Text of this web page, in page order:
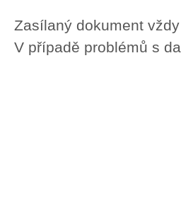
Zasílaný dokument
V případě problémů s